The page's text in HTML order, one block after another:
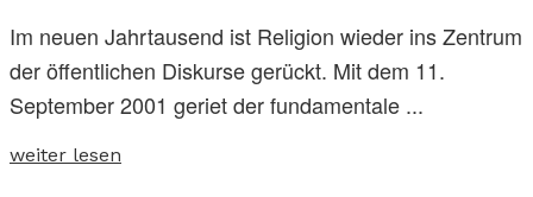
Im neuen Jahrtausend ist Religion wieder ins Zentrum
der öffentlichen Diskurse gerückt. Mit dem 11.
September 2001 geriet der fundamentale ...
weiter lesen